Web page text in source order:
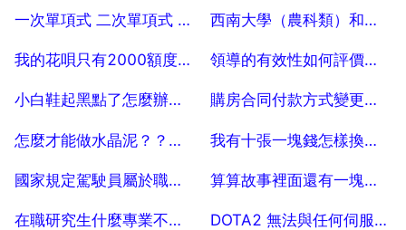
2025-07-19 2025-07-19
一次單項式 二次單項式 三次單項式
2025-07-19
西南大學（農科類）和西南大學有什麼區別啊
2025-07-19
我的花唄只有2000額度，想買5000的商品，能不能支付3000現金和2000花唄
2025-07-19
領導的有效性如何評價？怎樣提高領導的有效性？
2025-07-19
小白鞋起黑點了怎麼辦啊，求各位熱心網友解答。
2025-07-19
購房合同付款方式變更，備案了的購房合同如何更改付款方式
2025-07-19
怎麼才能做水晶泥？？？水晶泥怎麼做？
2025-07-19
我有十張一塊錢怎樣換成十塊錢 20
2025-07-19
國家規定駕駛員屬於職業病工種嗎
2025-07-19
算算故事裡面還有一塊錢在哪去了
2025-07-19
在職研究生什麼專業不需要工作年限 DOTA2 無法與任何伺服器建立連線 請檢查你的網路連線狀態